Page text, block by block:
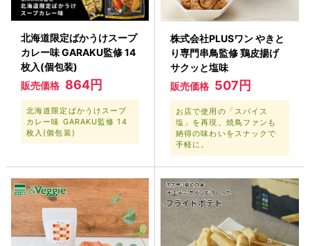
北海道限定ばかうけスープ
カレー味 GARAKU監修 14
枚入(個包装)
販売価格 864円
北海道限定ばかうけスープ
カレー味 GARAKU監修 14
枚入(個包装)
株式会社PLUSワン やきと
り専門串鳥監修 鶏皮揚げ
サクッと塩味
販売価格 507円
お店で使用の「スパイス
塩」を再現。焼鳥ファンも
納得の味わいをスナックで
手軽に。